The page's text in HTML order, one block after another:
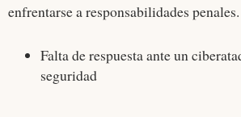
enfrentarse a responsabilidades penales.
Falta de respuesta ante un
seguridad